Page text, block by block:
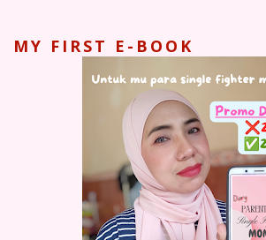
MY FIRST E-BOOK